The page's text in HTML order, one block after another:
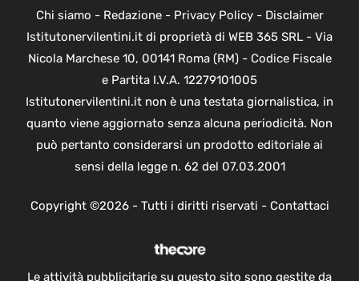
Chi siamo - Redazione- Privacy Policy- Disclaimer
Istitutonervilentini.it di proprietà di WEB 365 SRL - Via
Nicola Marchese 10, 00141 Roma (RM) - Codice Fiscale
e Partita I.V.A. 12279101005
Istitutonervilentini.it non è una testata giornalistica, in
quanto viene aggiornato senza alcuna periodicità. Non
può pertanto considerarsi un prodotto editoriale ai
sensi della legge n. 62 del 07.03.2001
Copyright ©2026 - Tutti i diritti riservati - Contattaci
Le attività pubblicitarie su questo sito sono gestite da